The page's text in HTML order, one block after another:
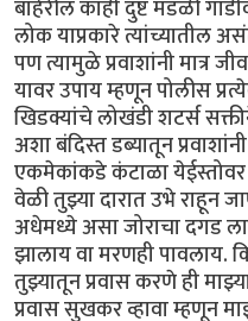
बाहेरील काही दुष्ट मंडळी
लोक याप्रकारे त्यांच्यातील
पण त्यामुळे प्रवाशांनी मात्र
यावर उपाय म्हणून पोलीस
खिडक्यांचे लोखंडी शटर्स
अशा बंदिस्त डब्यातून
एकमेकांकडे कंटाळा येईस्तोवर
वेळी तुझ्या दारात उभे राहून
अधेमध्ये असा जोराचा दगड
झालाय वा मरणही पावलाय.
तुझ्यातून प्रवास करणे ही
प्रवास सुखकर व्हावा म्हणून